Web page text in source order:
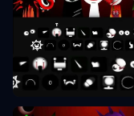
Sprunki Phase 8